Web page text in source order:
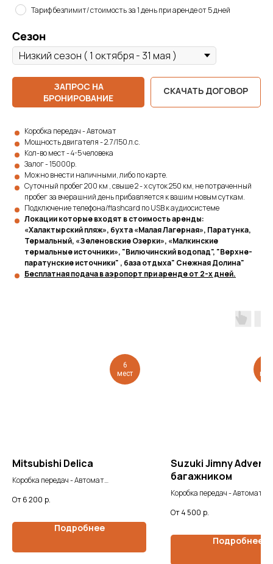
Тариф безлимит/ стоимость за 1 день при аренде от 5 дней
Сезон
ЗАПРОС НА
БРОНИРОВАНИЕ
СКАЧАТЬ ДОГОВОР
Коробка передач - Автомат
Мощность двигателя - 2.7/150 л.с.
Кол-во мест - 4-5 человека
Залог - 15000р.
Можно внести наличными, либо по карте.
Суточный пробег 200 км , свыше 2 - х суток 250 км, не потраченный
пробег за вчерашний день прибавляется к вашим новым суткам.
Подключение телефона/flashcard по USB к аудиосистеме
Локации которые входят в стоимость аренды:
«Халактырский пляж», бухта «Малая Лагерная», Паратунка,
Термальный, «Зеленовские Озерки», «Малкинские
термальные источники», "Вилючинский водопад", "Верхне-
паратунские источники" , база отдыха" Снежная Долина"
Бесплатная подача в аэропорт при аренде от 2-х дней.
6
мест
Mitsubishi Delica
Коробка передач - Автомат
6 200 р.
Подробнее
Suzuki Jimny
багажником
Коробка передач - Автомат
4 500 р.
Подробнее